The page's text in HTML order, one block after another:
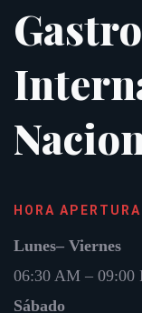
HORA APERTURA
Lunes– Viernes
06:30 AM – 09:00
Sábado